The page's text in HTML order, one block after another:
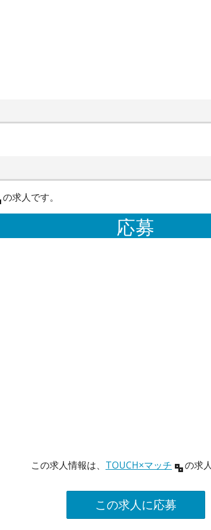
の求人です。
応募
この求人情報は、 TOUCH×マッチ の求
この求人に応募